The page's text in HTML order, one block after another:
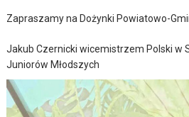
Zapraszamy na Dożynki Powiatowo-
Jakub Czernicki wicemistrzem Polski w
Juniorów Młodszych